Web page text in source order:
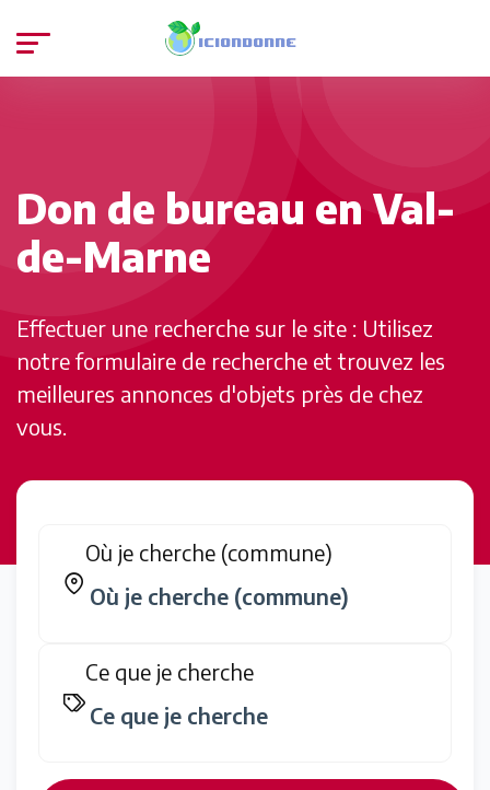
Don de bureau en Val-
de-Marne
Effectuer une recherche sur le site : Utilisez
notre formulaire de recherche et trouvez les
meilleures annonces d'objets près de chez
vous.
Où je cherche (commune)
Ce que je cherche